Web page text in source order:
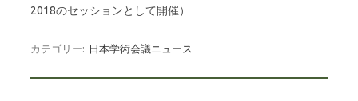
2018のセッションとして開催）
カテゴリー: 日本学術会議ニュース